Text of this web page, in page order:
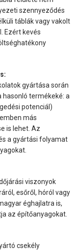
szennyeződés
táblák vagy vakolt
Ezért kevés
gyártása során
hasonló termékeké: a
potenciál)
más
is lehet. Az
a gyártási folyamat
viszonyok
esőről, hóról vagy
éghajlatra is,
az építőanyagokat.
csekély